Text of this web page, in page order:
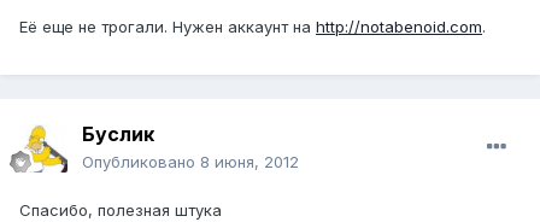
Её еще не трогали. Нужен аккаунт на http://notabenoid.com.
Буслик
Опубликовано 8 июня, 2012
Спасибо, полезная штука